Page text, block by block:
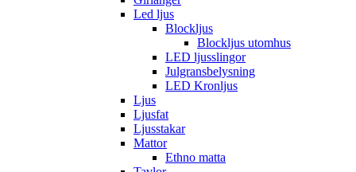
Led ljus
Blockljus
Blockljus utomhus
LED ljusslingor
Julgransbelysning
LED Kronljus
Ljus
Ljusfat
Ljusstakar
Mattor
Ethno matta